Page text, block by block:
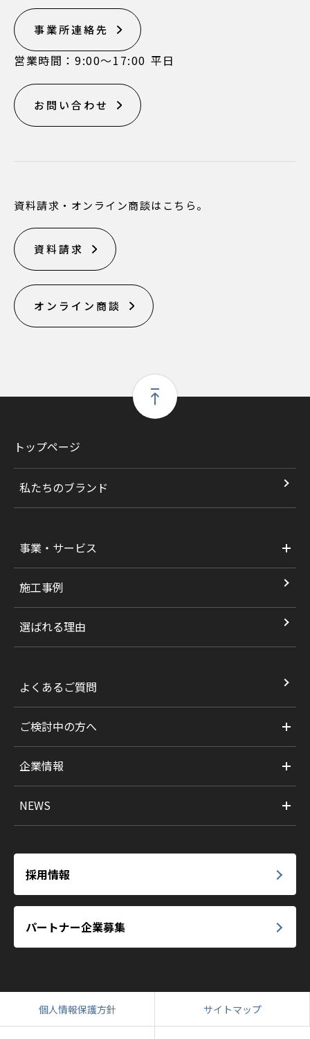
事業所連絡先
営業時間：9:00〜17:00 平日
お問い合わせ
資料請求・オンライン商談はこちら。
資料請求
オンライン商談
トップページ
私たちのブランド
事業・サービス
施工事例
選ばれる理由
よくあるご質問
ご検討中の方へ
企業情報
NEWS
採用情報
パートナー企業募集
個人情報保護方針 サイトマップ